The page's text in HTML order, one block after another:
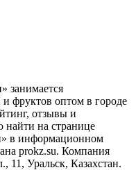
занимается
фруктов оптом в городе
отзывы и
найти на странице
в информационном
prokz.su. Компания
11, Уральск, Казахстан.